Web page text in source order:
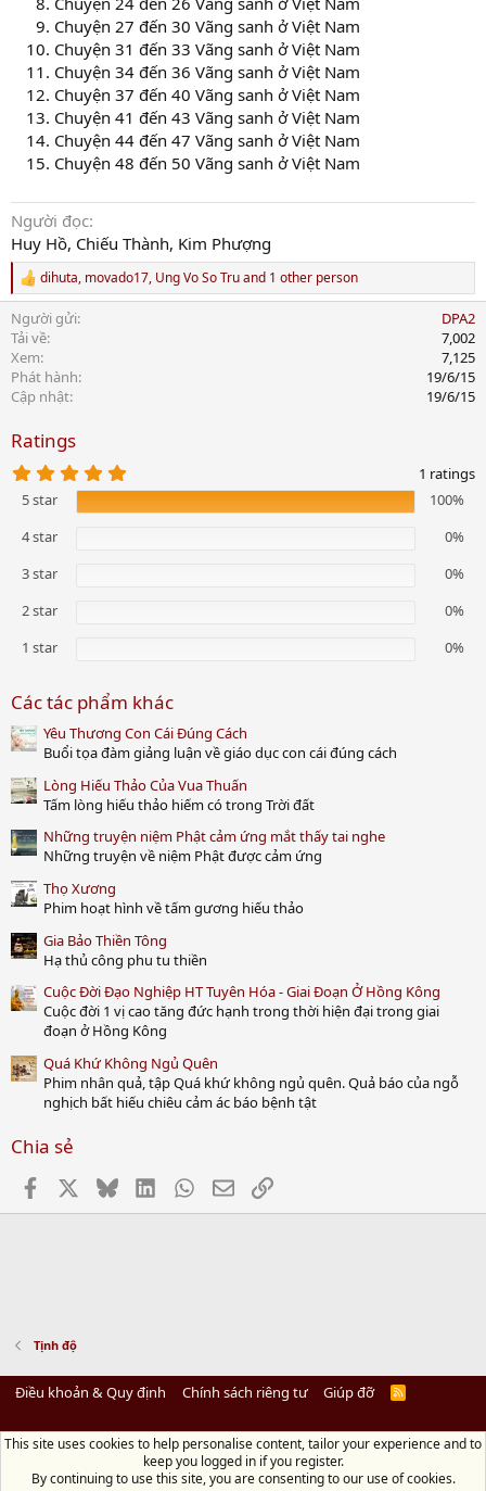
Chuyện 27 đến 30 Vãng sanh ở Việt Nam
Chuyện 31 đến 33 Vãng sanh ở Việt Nam
Chuyện 34 đến 36 Vãng sanh ở Việt Nam
Chuyện 37 đến 40 Vãng sanh ở Việt Nam
Chuyện 41 đến 43 Vãng sanh ở Việt Nam
Chuyện 44 đến 47 Vãng sanh ở Việt Nam
Chuyện 48 đến 50 Vãng sanh ở Việt Nam
Người đọc
Huy Hồ, Chiếu Thành, Kim Phượng
R
e
a
c
t
i
o
n
:
dihuta, movado17, Ung Vo So Truand 1 other person
Người gửi
DPA2
Tải về
7,002
Xem
7,125
Phát hành
19/6/15
Cập nhật
19/6/15
Ratings
.
0
0
1 ratings
5 star
100%
4 star
0%
3 star
0%
2 star
0%
1 star
0%
Các tác phẩm khác
Yêu Thương Con Cái Đúng Cách
Buổi tọa đàm giảng luận về giáo dục con cái đúng cách
Lòng Hiếu Thảo Của Vua Thuấn
Tấm lòng hiếu thảo hiếm có trong Trời đất
Những truyện niệm Phật cảm ứng mắt thấy tai nghe
Những truyện về niệm Phật được cảm ứng
Thọ Xương
Phim hoạt hình về tấm gương hiếu thảo
Gia Bảo Thiền Tông
Hạ thủ công phu tu thiền
Cuộc Đời Đạo Nghiệp HT Tuyên Hóa - Giai Đoạn Ở Hồng Kông
Cuộc đời 1 vị cao tăng đức hạnh trong thời hiện đại trong giai
đoạn ở Hồng Kông
Quá Khứ Không Ngủ Quên
Phim nhân quả, tập Quá khứ không ngủ quên. Quả báo của ngỗ
nghịch bất hiếu chiêu cảm ác báo bệnh tật
Chia sẻ
Facebook BlueskyLinkedInWhatsApp
EmailLink
Tịnh độ
Điều khoản & Quy định Chính sách riêng tư Giúp đỡ
R
Diệu Pháp Âm
Chùa Diệu Pháp - Số 72/14 Phú Mỹ, Phú Hòa Đông, Củ Chi, TP.HCM
đồ)
This site uses cookies to help personalise content, tailor your experience and to
keep you logged in if you register.
By continuing to use this site, you are consenting to our use of cookies.